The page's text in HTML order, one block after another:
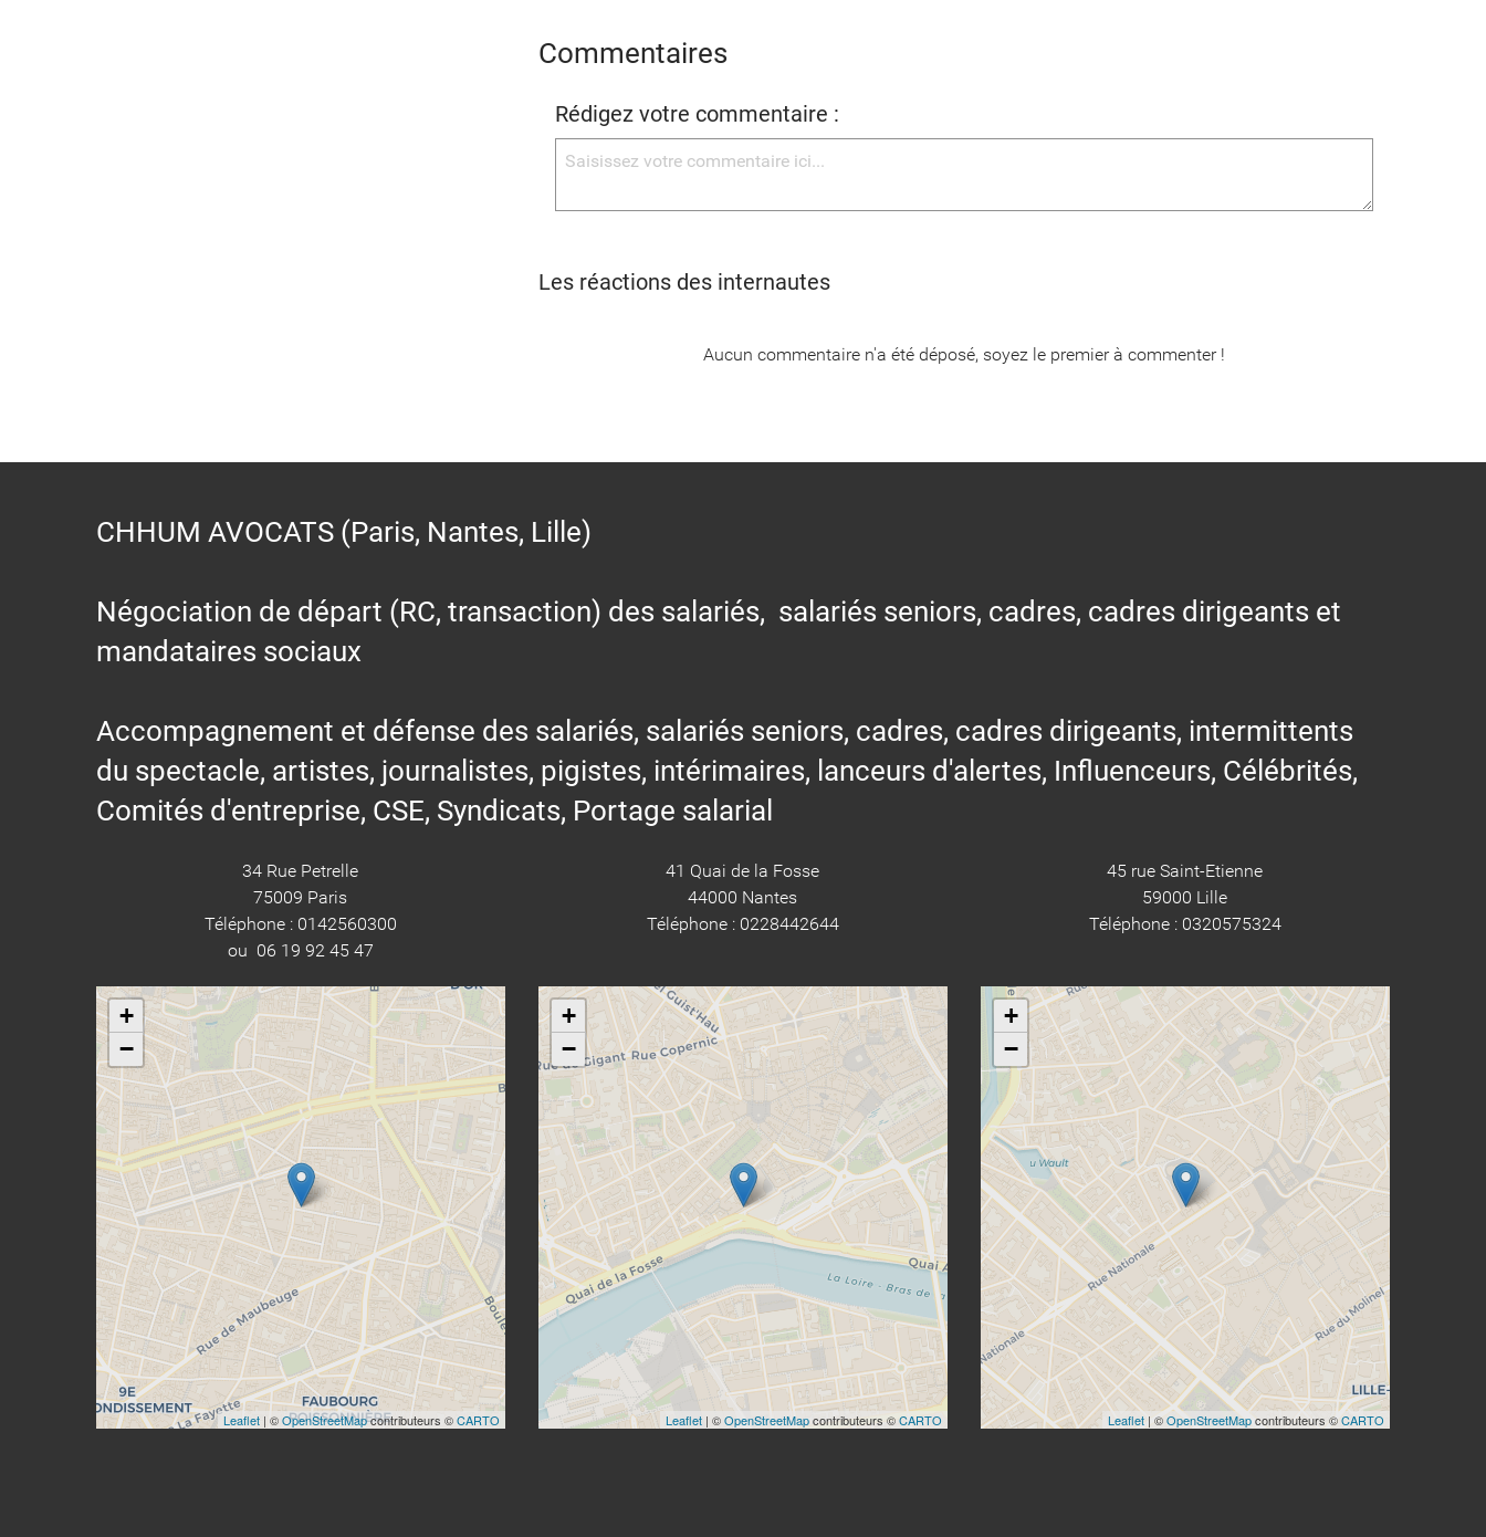
Commentaires
Rédigez votre commentaire :
Les réactions des internautes
Aucun commentaire n'a été déposé, soyez le premier à commenter !
CHHUM AVOCATS (Paris, Nantes, Lille)
Négociation de départ (RC, transaction) des salariés, salariés seniors, cadres, cadres dirigeants et
mandataires sociaux
Accompagnement et défense des salariés, salariés seniors, cadres, cadres dirigeants, intermittents
du spectacle, artistes, journalistes, pigistes, intérimaires, lanceurs d'alertes, Influenceurs, Célébrités,
Comités d'entreprise, CSE, Syndicats, Portage salarial
34 Rue Petrelle
75009 Paris
Téléphone : 0142560300
ou 06 19 92 45 47
+
−
Leaflet| ©OpenStreetMapcontributeurs ©CARTO
41 Quai de la Fosse
44000 Nantes
Téléphone : 0228442644
+
−
Leaflet| ©OpenStreetMapcontributeurs ©CARTO
45 rue Saint-Etienne
59000 Lille
Téléphone : 0320575324
+
−
Leaflet| ©OpenStreetMapcontributeurs ©CARTO